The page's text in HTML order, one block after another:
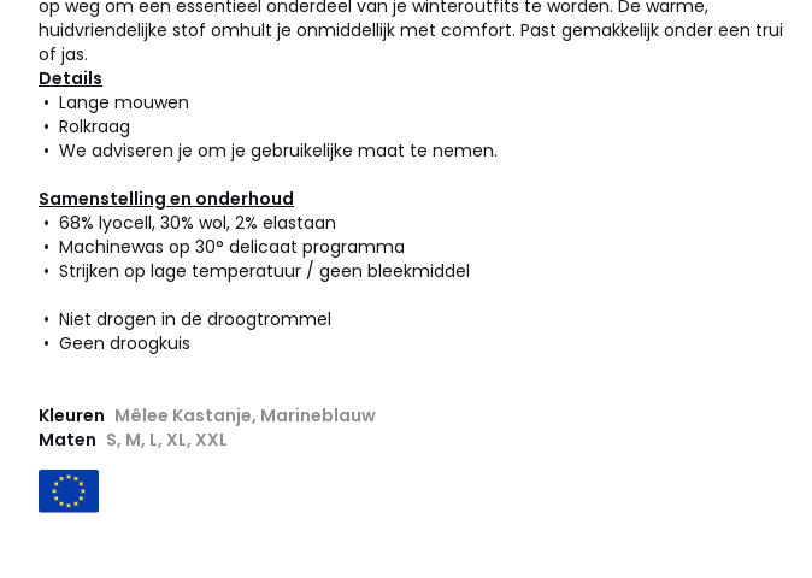
op weg om een essentieel onderdeel van je winteroutfits te worden. De warme,
huidvriendelijke stof omhult je onmiddellijk met comfort. Past gemakkelijk onder een trui
of jas.
Details
• Lange mouwen
• Rolkraag
• We adviseren je om je gebruikelijke maat te nemen.
Samenstelling en onderhoud
• 68% lyocell, 30% wol, 2% elastaan
• Machinewas op 30° delicaat programma
• Strijken op lage temperatuur / geen bleekmiddel
• Niet drogen in de droogtrommel
• Geen droogkuis
Kleuren Mêlee Kastanje, Marineblauw
Maten S, M, L, XL, XXL